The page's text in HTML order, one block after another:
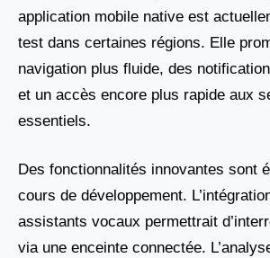
application mobile native est
test dans certaines régions. Elle
navigation plus fluide, des
et un accès encore plus rapide aux
essentiels.
Des fonctionnalités innovantes sont
cours de développement.
assistants vocaux permettrait
via une enceinte connectée.